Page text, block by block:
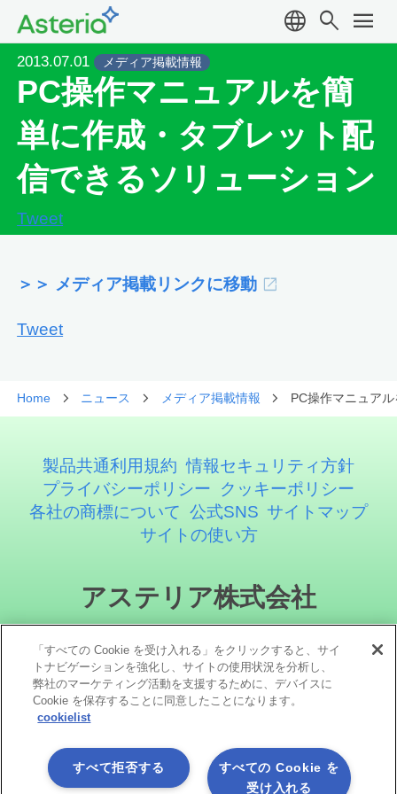
language search menu
2013.07.01 メディア掲載情報
PC操作マニュアルを簡
単に作成・タブレット配
信できるソリューション
Tweet
＞＞ メディア掲載リンクに移動
Tweet
Home ニュース メディア掲載情報 PC操作マニュア
製品共通利用規約 情報セキュリティ方針
プライバシーポリシー
クッキーポリシー
各社の商標について 公式SNS サイトマップ
サイトの使い方
アステリア株式会社
ソーシャルメディア
「すべての Cookie を受け入れる」をクリックすると、サイ
トナビゲーションを強化し、サイトの使用状況を分析し、
弊社のマーケティング活動を支援するために、デバイスに
Cookie を保存することに同意したことになります。
cookielist
すべての Cookie を
受け入れる
すべて拒否する